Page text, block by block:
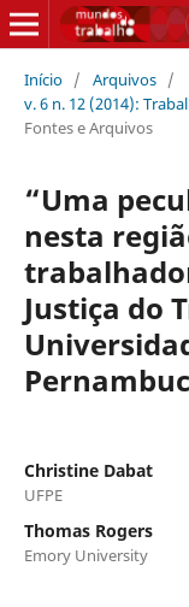
Início / Arquivos /
v. 6 n. 12 (2014):
Fontes e Arquivos
“Uma
nesta
Justiça do
Christine Dabat
UFPE
Thomas Rogers
Emory University